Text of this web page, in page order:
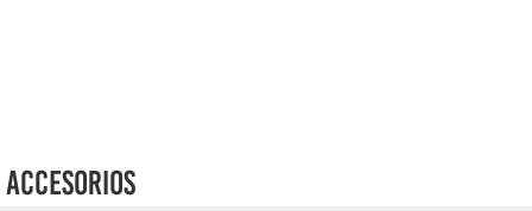
Accesorios